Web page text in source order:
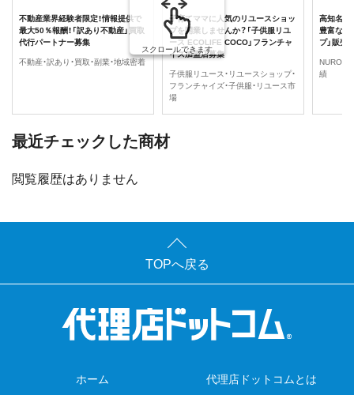
不動産業界経験者限定！情報提供で
最大50％報酬！「訳あり不動産」買取
代行パートナー募集
不動産・訳あり・買取・副業・地域密着
子育てママに人気のリユースショッ
プを開業しませんか？「子供服リユ
ース ECOLIFE COCO」フランチャ
イズ加盟店募集
子供服リユース・リユースショップ・
フランチャイズ・子供服・リユース市
場
高知名度
豊富な商
プ」販売
NURO光
績
スクロールできます
最近チェックした商材
閲覧履歴はありません
TOPへ戻る
ホーム 代理店ドットコムとは